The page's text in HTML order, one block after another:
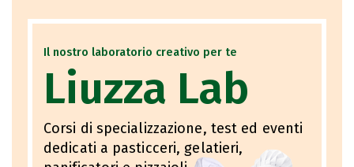
Il nostro laboratorio creativo per te
Liuzza Lab
Corsi di specializzazione, test ed eventi
dedicati a pasticceri, gelatieri,